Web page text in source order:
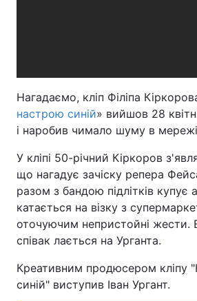
Нагадаємо, кліп Філіпа
настрою синій» вийшов 28
і наробив чимало шуму в
У кліпі 50-річний Кіркоров
що нагадує зачіску репера
разом з бандою підлітків купує
катається на візку з
оточуючим непристойні жести.
співак лається на Урганта.
Креативним продюсером кліпу
синій" виступив Іван Ургант.